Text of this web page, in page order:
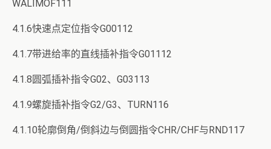
WALIMOF111
4.1.6快速点定位指令G00112
4.1.7带进给率的直线插补指令G01112
4.1.8圆弧插补指令G02、G03113
4.1.9螺旋插补指令G2/G3、TURN116
4.1.10轮廓倒角/倒斜边与倒圆指令CHR/CHF与RND117